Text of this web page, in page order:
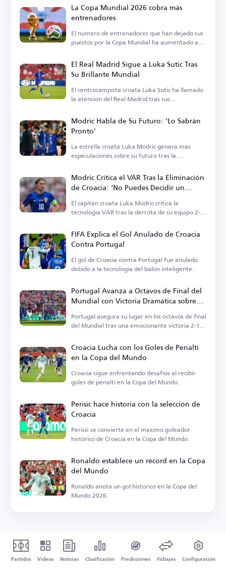
La Copa Mundial 2026 cobra más
entrenadores
El número de entrenadores que han dejado sus
puestos por la Copa Mundial ha aumentado a
El Real Madrid Sigue a Luka Sutic Tras
Su Brillante Mundial
El centrocampista croata Luka Sutic ha llamado
la atención del Real Madrid tras sus
Mundo.
Modric Habla de Su Futuro: 'Lo Sabrán
Pronto'
La estrella croata Luka Modric genera más
especulaciones sobre su futuro tras la
Modric Critica el VAR Tras la Eliminación
de Croacia: 'No Puedes Decidir un
Partido Así'
El capitán croata Luka Modric critica la
tecnología VAR tras la derrota de su equipo 2-1
FIFA Explica el Gol Anulado de Croacia
Contra Portugal
El gol de Croacia contra Portugal fue anulado
debido a la tecnología del balón inteligente.
Portugal Avanza a Octavos de Final del
Mundial con Victoria Dramática sobre
Croacia
Portugal asegura su lugar en los octavos de final
del Mundial tras una emocionante victoria 2-1
Croacia Lucha con los Goles de Penalti
en la Copa del Mundo
Croacia sigue enfrentando desafíos al recibir
goles de penalti en la Copa del Mundo.
Perisic hace historia con la selección de
Croacia
Perisic se convierte en el máximo goleador
histórico de Croacia en la Copa del Mundo.
Ronaldo establece un récord en la Copa
del Mundo
Ronaldo anota un gol histórico en la Copa del
Mundo 2026.
Partidos Vídeos Noticias Clasificación Predicciones Fichajes Configuración